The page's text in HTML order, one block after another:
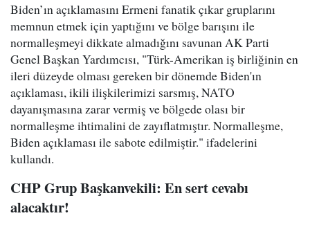
Biden’ın açıklamasını Ermeni fanatik çıkar gruplarını
memnun etmek için yaptığını ve bölge barışını ile
normalleşmeyi dikkate almadığını savunan AK Parti
Genel Başkan Yardımcısı, "Türk-Amerikan iş birliğinin en
ileri düzeyde olması gereken bir dönemde Biden'ın
açıklaması, ikili ilişkilerimizi sarsmış, NATO
dayanışmasına zarar vermiş ve bölgede olası bir
normalleşme ihtimalini de zayıflatmıştır. Normalleşme,
Biden açıklaması ile sabote edilmiştir." ifadelerini
kullandı.
CHP Grup Başkanvekili: En sert cevabı
alacaktır!